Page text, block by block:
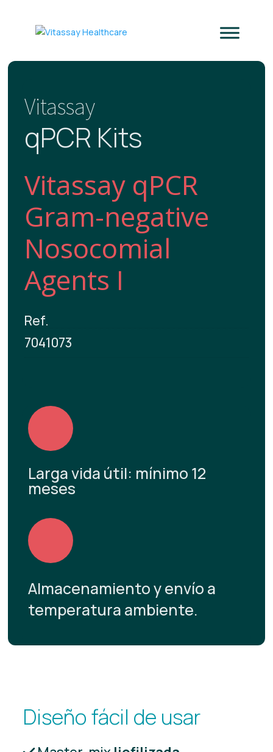
Vitassay
qPCR Kits
Vitassay qPCR
Gram-negative
Nosocomial
Agents I
Ref.
7041073
Larga vida útil: mínimo 12
meses
Almacenamiento y envío a
temperatura ambiente.
Diseño fácil de usar